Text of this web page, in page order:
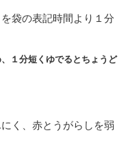
袋の表記時間より１分
１分短くゆでるとちょうど
く、赤とうがらしを弱